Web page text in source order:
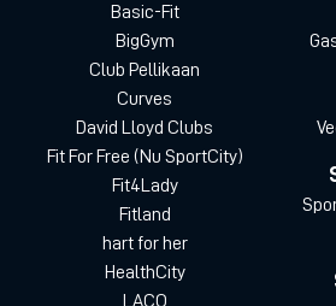
Basic-Fit
BigGym
Club Pellikaan
Curves
David Lloyd Clubs
Fit For Free (Nu SportCity)
Fit4Lady
Fitland
hart for her
HealthCity
LACO